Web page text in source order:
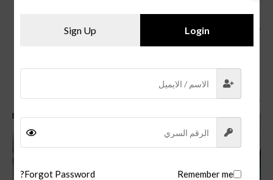
كما يتوفر لديناساعة كارتير سانتوس دومو زرقا
منتجات ذات صلة
Login
Sign Up
Remember me
Forgot Password?